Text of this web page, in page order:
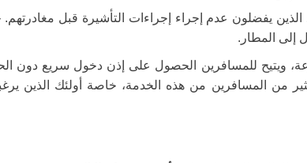
الذين يفضلون عدم إجراء إجراءات التأشيرة قبل
إلى المطار.
ويتيح للمسافرين الحصول على إذن دخول سريع دون
من المسافرين من هذه الخدمة، خاصة أولئك الذين